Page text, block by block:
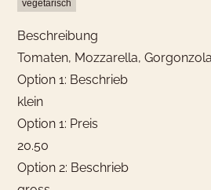
vegetarisch
Beschreibung
Tomaten, Mozzarella,
Option 1: Beschrieb
klein
Option 1: Preis
20.50
Option 2: Beschrieb